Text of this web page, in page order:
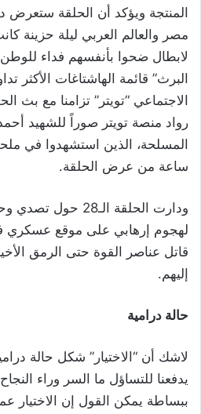
المنتجة ويؤكد أن الحلقة ستعرض
مصر والعالم العربي ليلة حزينة
لابطال ضحوا بأنفسهم فداء
البرث” قائمة الهاشتاغات الأكثر
رواد منصة تويتر صوراً للشهيد
المسلحة، الذين استشهدوا في
ساعة من عرض الحلقة.
ودارت الحلقة
لهجوم إرهابي على موقع عسكري
قاتل عناصر القوة حتى الرمق
إليهم.
حالة درامية
لاشك أن “الاختيار” شكل حالة
يدفعنا للتساؤل ما السر وراء
ببساطة يمكن القول إن الاختيار